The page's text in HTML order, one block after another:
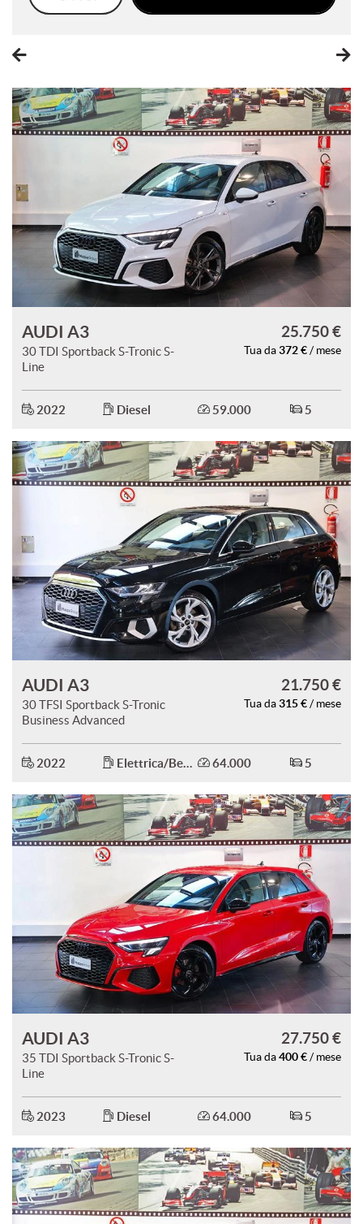
AUDI A3
30 TDI Sportback S-Tronic S-
Line
25.750 €
Tua da 372 € / mese
2022 Diesel 59.000 5
AUDI A3
30 TFSI Sportback S-Tronic
Business Advanced
21.750 €
Tua da 315 € / mese
2022 Elettrica/Benzina 64.000 5
AUDI A3
35 TDI Sportback S-Tronic S-
Line
27.750 €
Tua da 400 € / mese
2023 Diesel 64.000 5
questi
di
tracciamento
rimanda
alla
cookie
e
modificare
le
qualsiasi
momento.
Cookie delle preferenze
Cookie per il miglioramento dell'esperienza utente
Cookie analitici
Cookie di marketing
Leggi
cookie
policy
Salva
le